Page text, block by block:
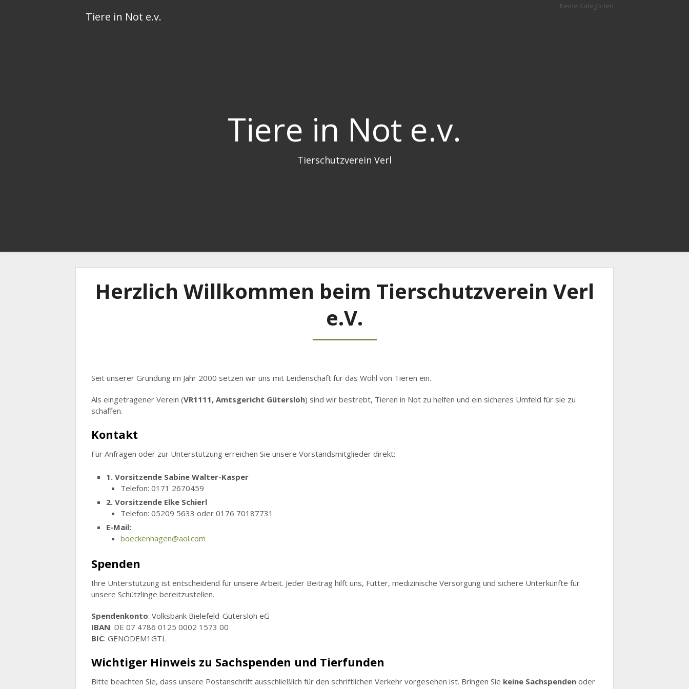
Tiere in Not e.v.
Keine Kategorien
Tiere in Not e.v.
Tierschutzverein Verl
Herzlich Willkommen beim Tierschutzverein Verl
e.V.
Seit unserer Gründung im Jahr 2000 setzen wir uns mit Leidenschaft für das Wohl von Tieren ein.
Als eingetragener Verein (VR1111, Amtsgericht Gütersloh) sind wir bestrebt, Tieren in Not zu helfen und ein sicheres Umfeld für sie zu
schaffen.
Kontakt
Für Anfragen oder zur Unterstützung erreichen Sie unsere Vorstandsmitglieder direkt:
1. Vorsitzende Sabine Walter-Kasper
Telefon: 0171 2670459
2. Vorsitzende Elke Schierl
Telefon: 05209 5633 oder 0176 70187731
E-Mail:
boeckenhagen@aol.com
Spenden
Ihre Unterstützung ist entscheidend für unsere Arbeit. Jeder Beitrag hilft uns, Futter, medizinische Versorgung und sichere Unterkünfte für
unsere Schützlinge bereitzustellen.
Spendenkonto: Volksbank Bielefeld-Gütersloh eG
IBAN: DE 07 4786 0125 0002 1573 00
BIC: GENODEM1GTL
Wichtiger Hinweis zu Sachspenden und Tierfunden
Bitte beachten Sie, dass unsere Postanschrift ausschließlich für den schriftlichen Verkehr vorgesehen ist. Bringen Sie keine Sachspenden oder